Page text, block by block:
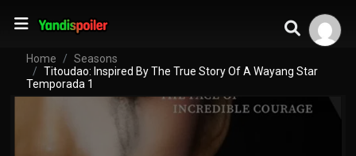
Home
Seasons
Titoudao: Inspired By The True Story Of A Wayang Star
Temporada 1